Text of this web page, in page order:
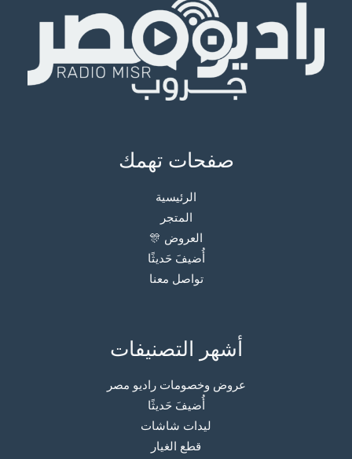
صفحات تهمك
الرئيسية
المتجر
العروض 🎊
أُضيفَ حَديثًا
تواصل معنا
أشهر التصنيفات
عروض وخصومات راديو مصر
أُضيفَ حَديثًا
ليدات شاشات
قطع الغيار